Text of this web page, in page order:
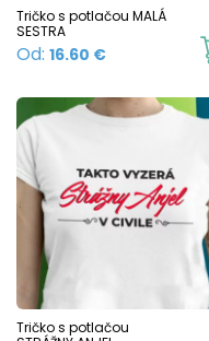
Tričko s potlačou MALÁ
SESTRA
Od: 16.60 €
Tričko s potlačou